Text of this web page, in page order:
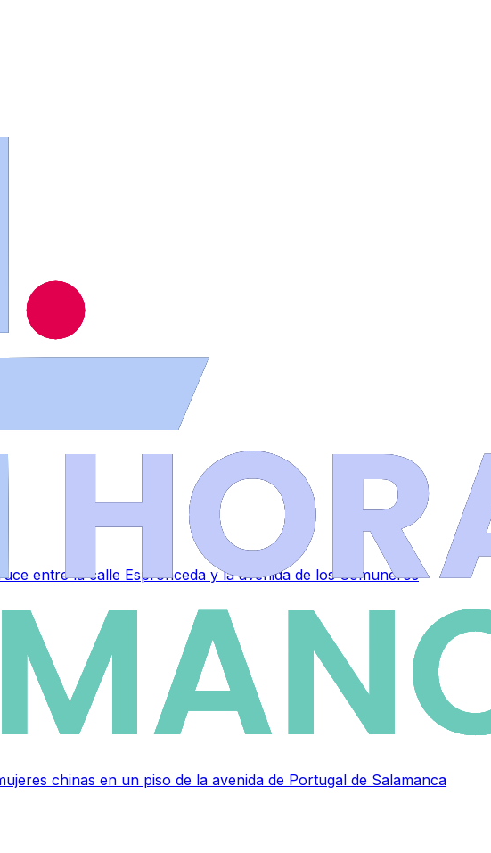
Rodrigo y Vitigudino
entre la calle Espronceda y la avenida de los Comuneros
chinas en un piso de la avenida de Portugal de Salamanca